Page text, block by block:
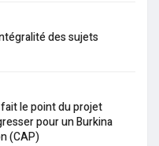
des sujets
le point du projet
pour un Burkina
(CAP)